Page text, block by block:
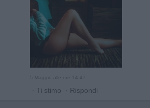
5 Maggio alle ore 14:47
· Ti stimo · Rispondi